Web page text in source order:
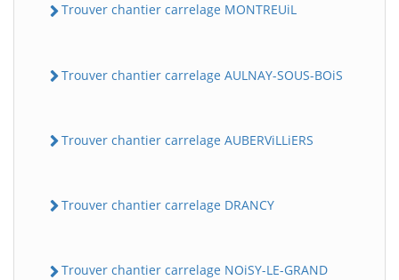
Trouver chantier carrelage MONTREUiL
Trouver chantier carrelage AULNAY-SOUS-BOiS
Trouver chantier carrelage AUBERViLLiERS
Trouver chantier carrelage DRANCY
Trouver chantier carrelage NOiSY-LE-GRAND